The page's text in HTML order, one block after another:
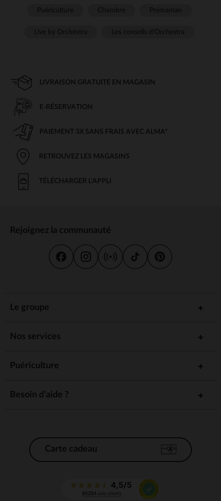
LIVRAISON GRATUITE EN MAGASIN
E-RÉSERVATION
PAIEMENT 3X SANS FRAIS AVEC ALMA*
RETROUVEZ LES MAGASINS
TÉLÉCHARGER L'APPLI
Rejoignez la communauté
Le groupe
Nos services
Puériculture
Besoin d'aide ?
Carte cadeau